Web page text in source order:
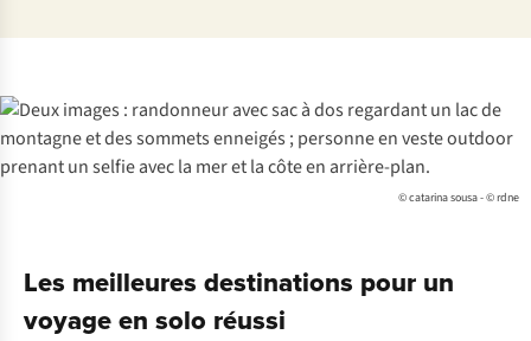
© catarina sousa - © rdne
Les meilleures destinations pour un
voyage en solo réussi